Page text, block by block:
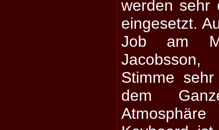
werden sehr
eingesetzt.
Job am
Stimme
dem